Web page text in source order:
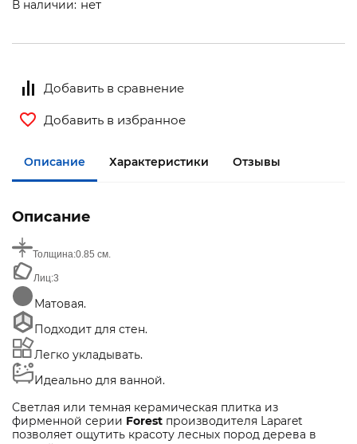
В наличии: нет
Добавить в сравнение
Добавить в избранное
Описание Характеристики Отзывы
Описание
Толщина:0.85 см.
Лиц:3
Матовая.
Подходит для стен.
Легко укладывать.
Идеально для ванной.
Светлая или темная керамическая плитка из
фирменной серии Forest производителя Laparet
позволяет ощутить красоту лесных пород дерева в